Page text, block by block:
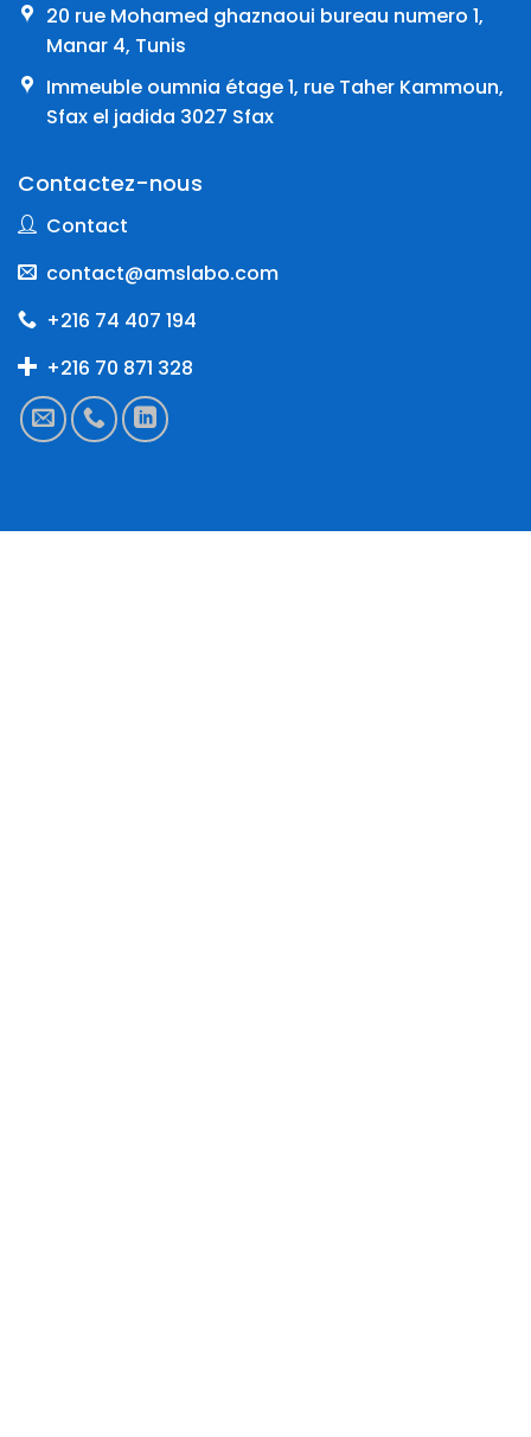
20 rue Mohamed ghaznaoui bureau numero 1,
Manar 4, Tunis
Immeuble oumnia étage 1, rue Taher Kammoun,
Sfax el jadida 3027 Sfax
Contactez-nous
Contact
contact@amslabo.com
+216 74 407 194
+216 70 871 328